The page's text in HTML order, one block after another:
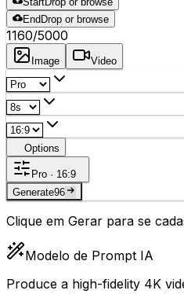
End Drop or browse
1160/5000
Image Video
Options
Pro · 16:9
Generate96
Clique em Gerar para se
Modelo de Prompt IA
Produce a high-fidelity 4K